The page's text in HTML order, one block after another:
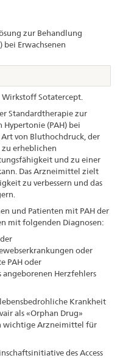
zur Behandlung
Erwachsenen
Sotatercept.
Standardtherapie zur
(PAH) bei
Art von Bluthochdruck, der
erheblichen
und zu einer
Das Arzneimittel zielt
zu verbessern und das
und Patienten mit PAH der
mit folgenden Diagnosen:
oder
PAH oder
angeborenen Herzfehlers
lebensbedrohliche Krankheit
als «Orphan Drug»
wichtige Arzneimittel für
des Access